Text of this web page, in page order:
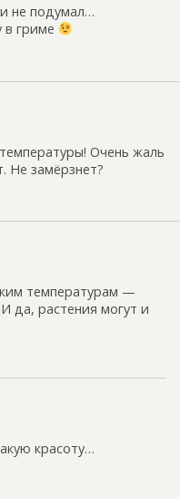
не подумал…
в гриме
Очень жаль
Не замёрзнет?
температурам —
да, растения могут и
красоту…